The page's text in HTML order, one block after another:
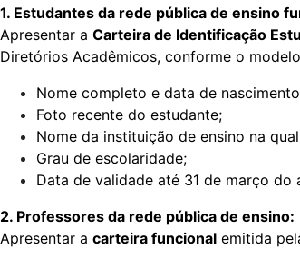
1. Estudantes da rede pública de ensino
Apresentar a Carteira de Identificação
Diretórios Acadêmicos, conforme o
Nome completo e data de
Foto recente do estudante;
Nome da instituição de ensino na
Grau de escolaridade;
Data de validade até 31 de março do
2. Professores da rede pública de ensino:
Apresentar a carteira funcional emitida